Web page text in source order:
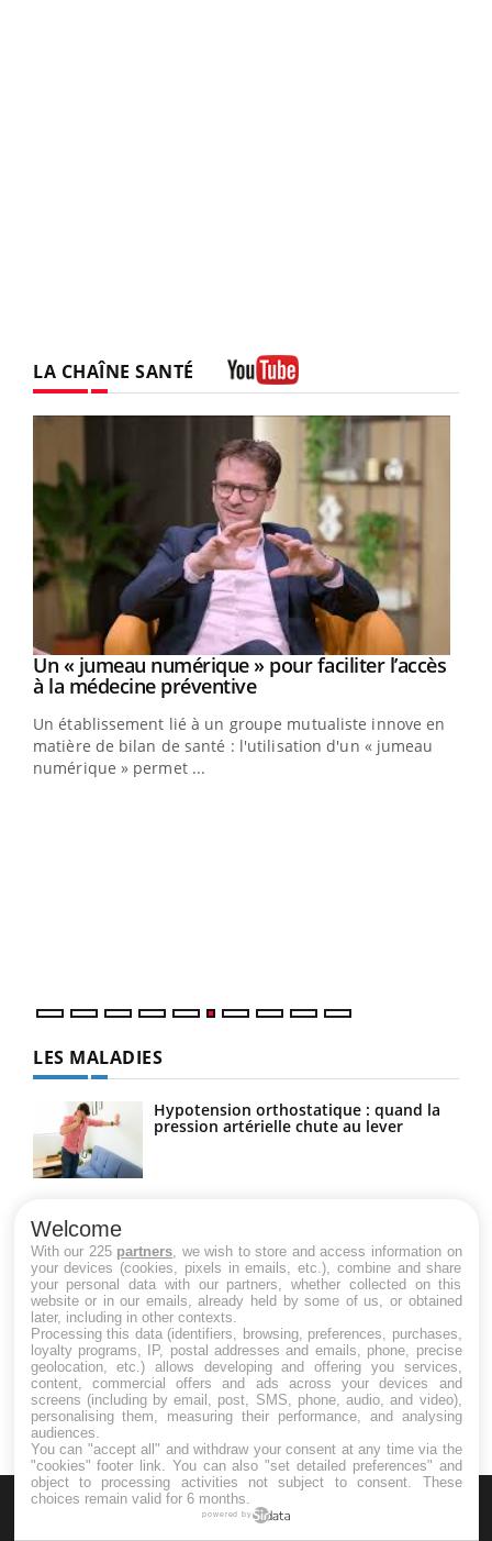
LA CHAÎNE SANTÉ
Youtube
Un « jumeau numérique » pour faciliter l’accès
à la médecine préventiveYoutube
Un établissement lié à un groupe mutualiste innove en
matière de bilan de santé : l'utilisation d'un « jumeau
numérique » permet ...
LES MALADIES
Hypotension orthostatique : quand la
pression artérielle chute au lever
Maladie de Charcot (Sclérose latérale
amyotrophique)
Welcome
With our 225 partners , we wish to store and access information on
your devices (cookies, pixels in emails, etc.), combine and share
your personal data with our partners, whether collected on this
website or in our emails, already held by some of us, or obtained
later, including in other contexts.
Processing this data (identifiers, browsing, preferences, purchases,
loyalty programs, IP, postal addresses and emails, phone, precise
geolocation, etc.) allows developing and offering you services,
content, commercial offers and ads across your devices and
screens (including by email, post, SMS, phone, audio, and video),
personalising them, measuring their performance, and analysing
audiences.
You can "accept all" and withdraw your consent at any time via the
"cookies" footer link . You can also "set detailed preferences" and
object to processing activities not subject to consent. These
choices remain valid for 6 months.
powered by